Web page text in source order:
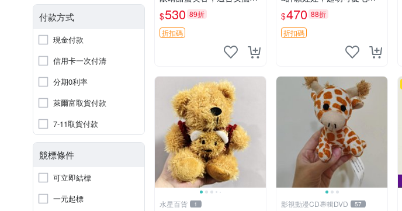
付款方式
現金付款
信用卡一次付清
分期0利率
萊爾富取貨付款
7-11取貨付款
競標條件
可立即結標
一元起標
趣可愛，柔軟面料手感佳。
14 白色安撫熊 毛絨玩具 寶
寶逗樂具
$530 89折
折扣碼
公仔推薦收藏 白熊 Omoku
ma 毛絨玩具 偽裝娃娃 玩具
擺飾
$470 88折
折扣碼
水星百貨 1 影視動漫CD專輯DVD 57